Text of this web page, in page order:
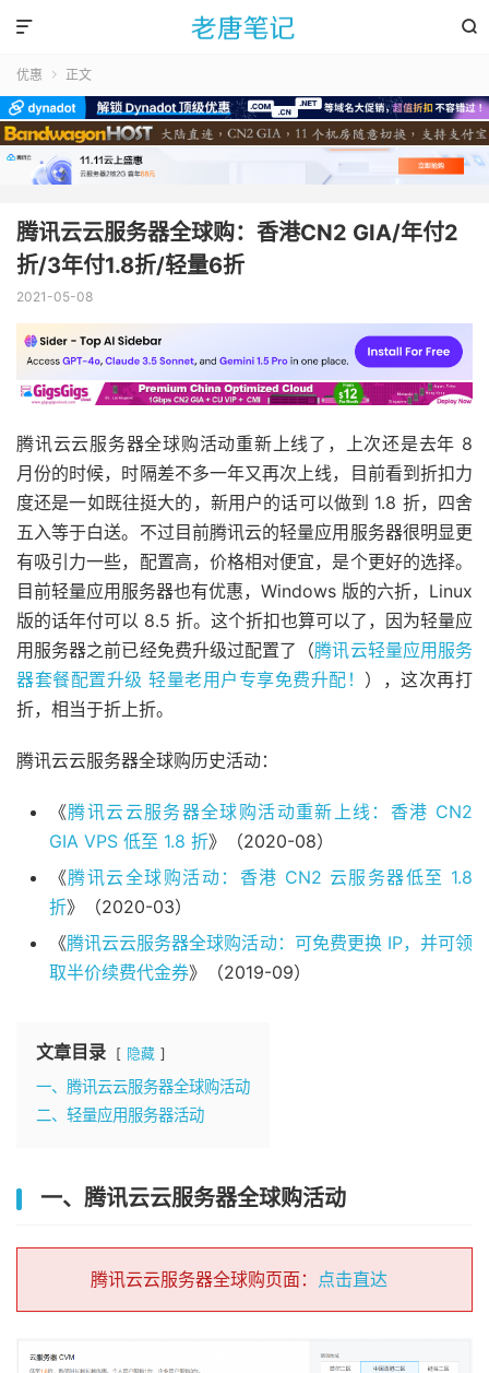


优惠  正文
腾讯云云服务器全球购：香港CN2 GIA/年付2
折/3年付1.8折/轻量6折
2021-05-08
腾讯云云服务器全球购活动重新上线了，上次还是去年 8
月份的时候，时隔差不多一年又再次上线，目前看到折扣力
度还是一如既往挺大的，新用户的话可以做到 1.8 折，四舍
五入等于白送。不过目前腾讯云的轻量应用服务器很明显更
有吸引力一些，配置高，价格相对便宜，是个更好的选择。
目前轻量应用服务器也有优惠，Windows 版的六折，Linux
版的话年付可以 8.5 折。这个折扣也算可以了，因为轻量应
用服务器之前已经免费升级过配置了（腾讯云轻量应用服务
器套餐配置升级 轻量老用户专享免费升配！ ），这次再打
折，相当于折上折。
腾讯云云服务器全球购历史活动：
《腾讯云云服务器全球购活动重新上线：香港 CN2
GIA VPS 低至 1.8 折》（2020-08）
《腾讯云全球购活动：香港 CN2 云服务器低至 1.8
折》（2020-03）
《腾讯云云服务器全球购活动：可免费更换 IP，并可领
取半价续费代金券》（2019-09）
文章目录 隐藏
一、腾讯云云服务器全球购活动
二、轻量应用服务器活动
一、腾讯云云服务器全球购活动
腾讯云云服务器全球购页面： 点击直达